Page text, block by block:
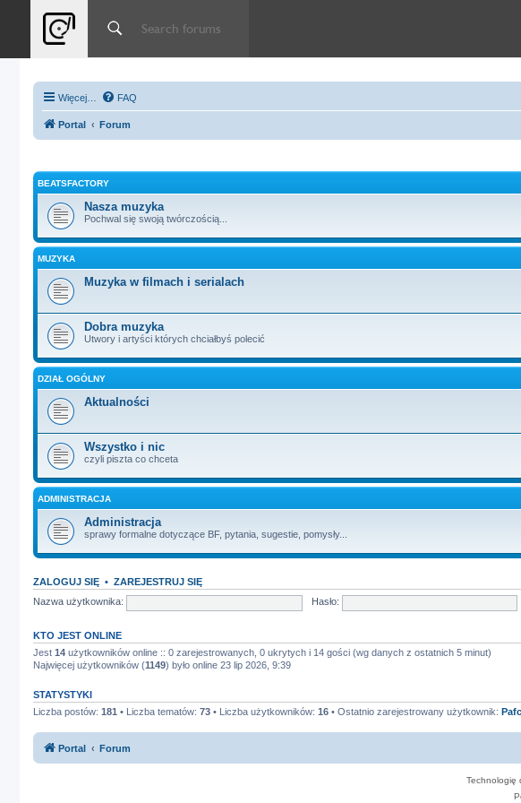
Więcej… FAQ
Portal Forum
BEATSFACTORY
Nasza muzyka
Pochwal się swoją twórczością...
MUZYKA
Muzyka w filmach i serialach
Dobra muzyka
Utwory i artyści których chciałbyś polecić
DZIAŁ OGÓLNY
Aktualności
Wszystko i nic
czyli piszta co chceta
ADMINISTRACJA
Administracja
sprawy formalne dotyczące BF, pytania, sugestie, pomysły...
ZALOGUJ SIĘ • ZAREJESTRUJ SIĘ
Nazwa użytkownika:
Hasło:
KTO JEST ONLINE
Jest 14 użytkowników online :: 0 zarejestrowanych, 0 ukrytych i 14 gości (wg danych z ostatnich 5 minut)
Najwięcej użytkowników (1149) było online 23 lip 2026, 9:39
STATYSTYKI
Liczba postów: 181 • Liczba tematów: 73 • Liczba użytkowników: 16 • Ostatnio zarejestrowany użytkownik:
Portal Forum
Technologię